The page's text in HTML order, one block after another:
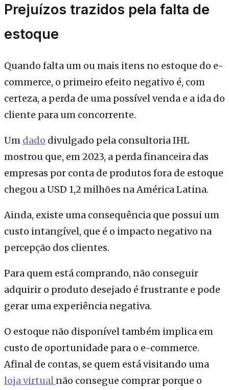
Prejuízos trazidos pela falta de
estoque
Quando falta um ou mais itens no estoque do e-
commerce, o primeiro efeito negativo é, com
certeza, a perda de uma possível venda e a ida do
cliente para um concorrente.
Um dado divulgado pela consultoria IHL
mostrou que, em 2023, a perda financeira das
empresas por conta de produtos fora de estoque
chegou a USD 1,2 milhões na América Latina.
Ainda, existe uma consequência que possui um
custo intangível, que é o impacto negativo na
percepção dos clientes.
Para quem está comprando, não conseguir
adquirir o produto desejado é frustrante e pode
gerar uma experiência negativa.
O estoque não disponível também implica em
custo de oportunidade para o e-commerce.
Afinal de contas, se quem está visitando uma
loja virtual não consegue comprar porque o